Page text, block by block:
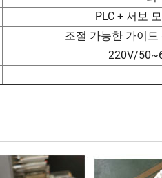
PLC + 서보
조절 가능한 가이
220V/